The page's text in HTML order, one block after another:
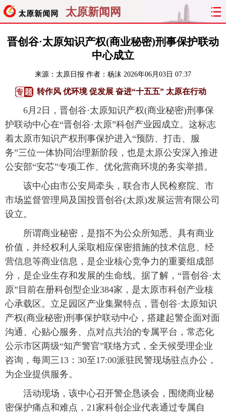
太原新闻网
首页 聚焦 太原 山西
文明
纵横 曝光 综合 专题
旅游 理财 政务 教育
看天下 晋月读 最太原 网罗民生
太原日报 太原晚报 热评 社区
晋创谷·太原知识产权(商业秘密)刑事保护联动
中心成立
来源： 太原日报 作者：杨沫 2026年06月03日 07:37
转作风 优环境 促发展 奋进“十五五” 太原在行动
6月2日，晋创谷·太原知识产权(商业秘密)刑事保
护联动中心在“晋创谷·太原”科创产业园成立。这标志
着太原市知识产权刑事保护进入“预防、打击、服
务”三位一体协同治理新阶段，也是太原公安深入推进
公安部“安芯”专项工作、优化营商环境的务实举措。
该中心由市公安局牵头，联合市人民检察院、市
市场监督管理局及国投晋创谷(太原)发展运营有限公司
设立。
所谓商业秘密，是指不为公众所知悉、具有商业
价值，并经权利人采取相应保密措施的技术信息、经
营信息等商业信息，是企业核心竞争力的重要组成部
分，是企业生存和发展的生命线。据了解，“晋创谷·太
原”目前在册科创型企业384家，是太原市科创产业核
心承载区。立足园区产业集聚特点，晋创谷·太原知识
产权(商业秘密)刑事保护联动中心，搭建起警企面对面
沟通、心贴心服务、点对点共治的专属平台，常态化
公示市区两级“知产警官”联络方式，全天候受理企业
咨询，每周三13：30至17:00派驻民警现场驻点办公，
为企业提供服务。
活动现场，该中心召开警企恳谈会，围绕商业秘
密保护痛点和难点，21家科创企业代表通过专属自